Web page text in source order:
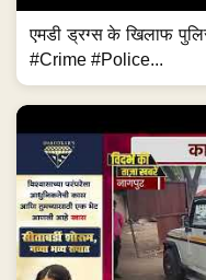
एमडी ड्रग्स के खिलाफ
#Crime #Police...